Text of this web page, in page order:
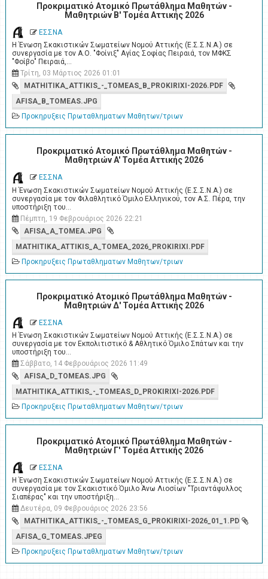
Προκριματικό Ατομικό Πρωτάθλημα Μαθητών -
Μαθητριών Β' Τομέα Αττικής 2026
ΕΣΣΝΑ
Η Ένωση Σκακιστικών Σωματείων Νομού Αττικής (Ε.Σ.Σ.Ν.Α.) σε
συνεργασία με τον Α.Ο. "Φοίνιξ" Αγίας Σοφίας Πειραιά, τον ΜΦΚΣ
"Φοίβο" Πειραιά,…
Τρίτη, 03 Μάρτιος 2026 01:01
MATHITIKA_ATTIKIS_-_TOMEAS_B_PROKIRIXI-2026.PDF
AFISA_B_TOMEAS.JPG
Προκηρυξεις Πρωταθληματων Μαθητων/τριων
Προκριματικό Ατομικό Πρωτάθλημα Μαθητών -
Μαθητριών A' Τομέα Αττικής 2026
ΕΣΣΝΑ
Η Ένωση Σκακιστικών Σωματείων Νομού Αττικής (Ε.Σ.Σ.Ν.Α.) σε
συνεργασία με τον Φιλαθλητικό Όμιλο Ελληνικού, τον Α.Σ. Πέρα, την
υποστήριξη του…
Πέμπτη, 19 Φεβρουάριος 2026 22:21
AFISA_A_TOMEA.JPG
MATHITIKA_ATTIKIS_A_TOMEA_2026_PROKIRIXI.PDF
Προκηρυξεις Πρωταθληματων Μαθητων/τριων
Προκριματικό Ατομικό Πρωτάθλημα Μαθητών -
Μαθητριών Δ' Τομέα Αττικής 2026
ΕΣΣΝΑ
Η Ένωση Σκακιστικών Σωματείων Νομού Αττικής (Ε.Σ.Σ.Ν.Α.) σε
συνεργασία με τον Εκπολιτιστικό & Αθλητικό Όμιλο Σπάτων και την
υποστήριξη του…
Σάββατο, 14 Φεβρουάριος 2026 11:49
AFISA_D_TOMEAS.JPG
MATHITIKA_ATTIKIS_-_TOMEAS_D_PROKIRIXI-2026.PDF
Προκηρυξεις Πρωταθληματων Μαθητων/τριων
Προκριματικό Ατομικό Πρωτάθλημα Μαθητών -
Μαθητριών Γ' Τομέα Αττικής 2026
ΕΣΣΝΑ
Η Ένωση Σκακιστικών Σωματείων Νομού Αττικής (Ε.Σ.Σ.Ν.Α.) σε
συνεργασία με τον Σκακιστικό Όμιλο Άνω Λιοσίων "Τριαντάφυλλος
Σιαπέρας" και την υποστήριξη…
Δευτέρα, 09 Φεβρουάριος 2026 23:56
MATHITIKA_ATTIKIS_-_TOMEAS_G_PROKIRIXI-2026_01_1.PDF
AFISA_G_TOMEAS.JPEG
Προκηρυξεις Πρωταθληματων Μαθητων/τριων